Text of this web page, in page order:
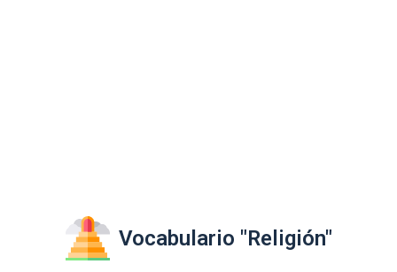
Vocabulario "Religión"